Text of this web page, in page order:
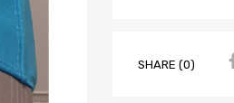
SHARE (0)